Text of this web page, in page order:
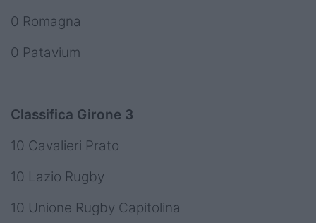
0 Romagna
0 Patavium
Classifica Girone 3
10 Cavalieri Prato
10 Lazio Rugby
10 Unione Rugby Capitolina